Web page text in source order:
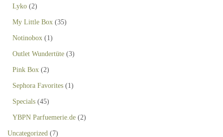
Lyko (2)
My Little Box (35)
Notinobox (1)
Outlet Wundertüte (3)
Pink Box (2)
Sephora Favorites (1)
Specials (45)
YBPN Parfuemerie.de (2)
Uncategorized (7)